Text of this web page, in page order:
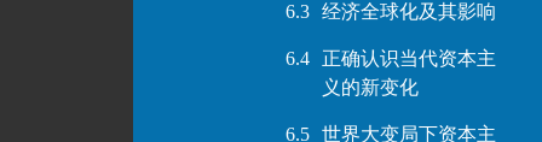
6.3 经济全球化及其影响
6.4
正确认识当代资本主
义的新变化
6.5
世界大变局下资本主